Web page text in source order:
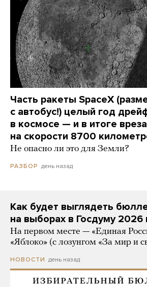
Часть ракеты SpaceX
с автобус!) целый год
в космосе — и в итоге
на скорости 8700
Не опасно ли это для Земли?
РАЗБОР день назад
Как будет выглядеть
на выборах в Госдуму 2026
На первом месте — «Единая
«Яблоко» (с лозунгом «За мир и
НОВОСТИ день назад